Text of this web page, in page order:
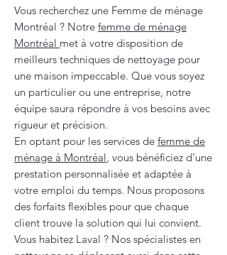
Vous recherchez une Femme de ménage
Montréal ? Notre femme de ménage
Montréal met à votre disposition de
meilleurs techniques de nettoyage pour
une maison impeccable. Que vous soyez
un particulier ou une entreprise, notre
équipe saura répondre à vos besoins avec
rigueur et précision.
En optant pour les services de femme de
ménage à Montréal, vous bénéficiez d’une
prestation personnalisée et adaptée à
votre emploi du temps. Nous proposons
des forfaits flexibles pour que chaque
client trouve la solution qui lui convient.
Vous habitez Laval ? Nos spécialistes en